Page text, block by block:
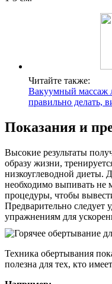
Читайте также:
Вакуумный массаж
правильно делать,
Показания и
Высокие результаты
образу жизни,
низкоуглеводной диеты.
необходимо выпивать не
процедуры, чтобы
Предварительно следует
упражнениям для
Техника обертывания
полезна для тех, кто